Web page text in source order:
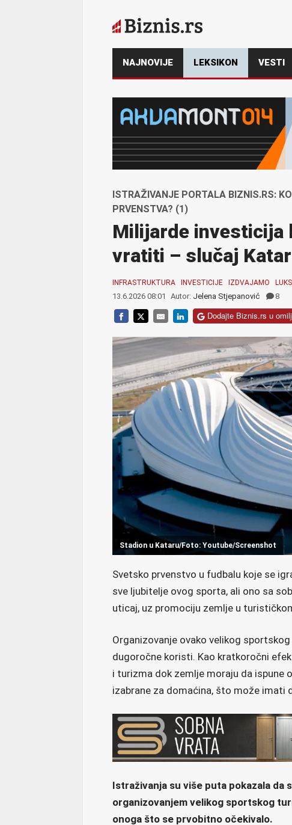
NAJNOVIJE LEKSIKON VESTI
ISTRAŽIVANJE PORTALA BIZNIS.RS:
PRVENSTVA? (1)
Milijarde investicija
vratiti – slučaj
INFRASTRUKTURA INVESTICIJE IZDVAJAMO
13.6.2026 08:01 Autor: Jelena Stjepanović 8
Dodajte Biznis.rs u
Stadion u Kataru/Foto: Youtube/Screenshot
Svetsko prvenstvo u fudbalu koje se
sve ljubitelje ovog sporta, ali ono sa
uticaj, uz promociju zemlje u
Organizovanje ovako velikog
dugoročne koristi. Kao kratkoročni
i turizma dok zemlje moraju da ispune
izabrane za domaćina, što može
Istraživanja su više puta pokazala da
organizovanjem velikog sportskog
onoga što se prvobitno očekivalo.